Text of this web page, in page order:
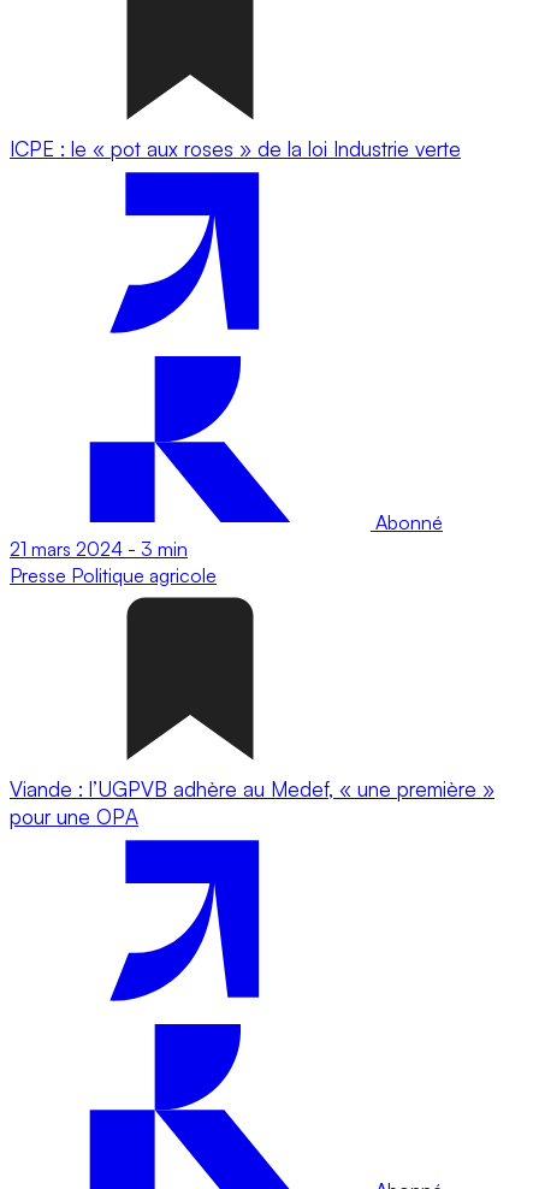
ICPE : le « pot aux roses » de la loi Industrie verte
Abonné
21 mars 2024 - 3 min
Presse Politique agricole
Viande : l’UGPVB adhère au Medef, « une première »
pour une OPA